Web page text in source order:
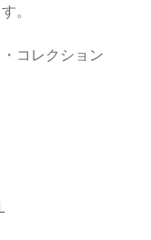
。
コレクション